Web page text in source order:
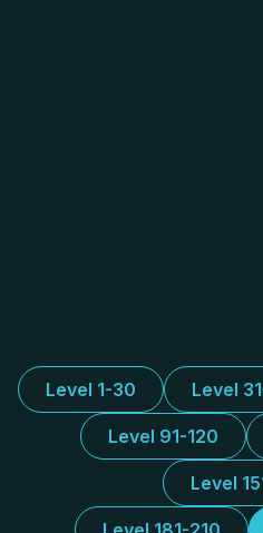
Level 1-30 Level
Level 91-120
Level